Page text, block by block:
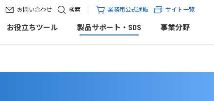
お問い合わせ 検索 業務用公式通販 サイト一覧
お役立ちツール 製品サポート・SDS 事業分野